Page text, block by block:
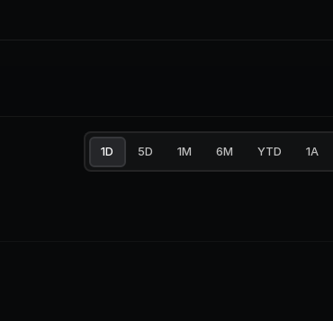
1D 5D 1M 6M YTD 1A